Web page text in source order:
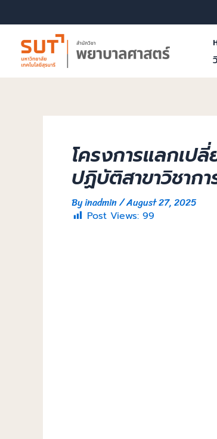
โครงการแลกเป
ปฏิบัติสาขาวิชาก
Byinadmin/August 27, 2025
Post Views: 99